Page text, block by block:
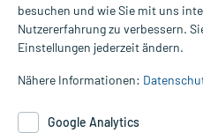
Alle Preise gelten inkl. MwSt., ggf.
Informationen auf dieser Website
die Untersuchung und
Therapien eingeleitet werden
besuchen und wie Sie mit uns
Nutzererfahrung zu verbessern.
Einstellungen jederzeit ändern.
Nähere Informationen:
Google Analytics